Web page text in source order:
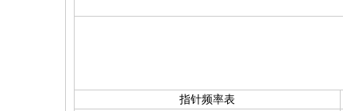
指针频率表